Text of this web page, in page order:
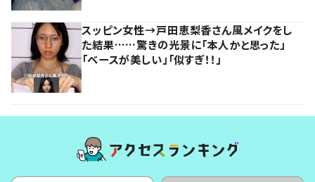
スッピン女性→戸田恵梨香さん風メイクをし
た結果……驚きの光景に「本人かと思った」
「ベースが美しい」「似すぎ！！」